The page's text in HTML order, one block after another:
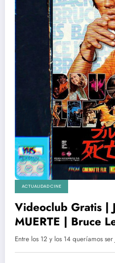
ACTUALIDAD CINE
Videoclub Gratis |
MUERTE | Bruce
Flix
Entre los 12 y los 14 queríamos